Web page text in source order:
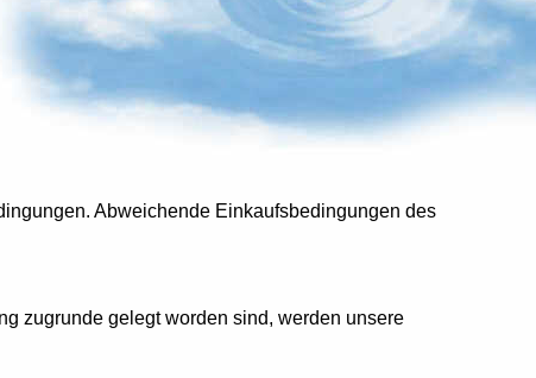
Abweichende Einkaufsbedingungen des
zugrunde gelegt worden sind, werden unsere